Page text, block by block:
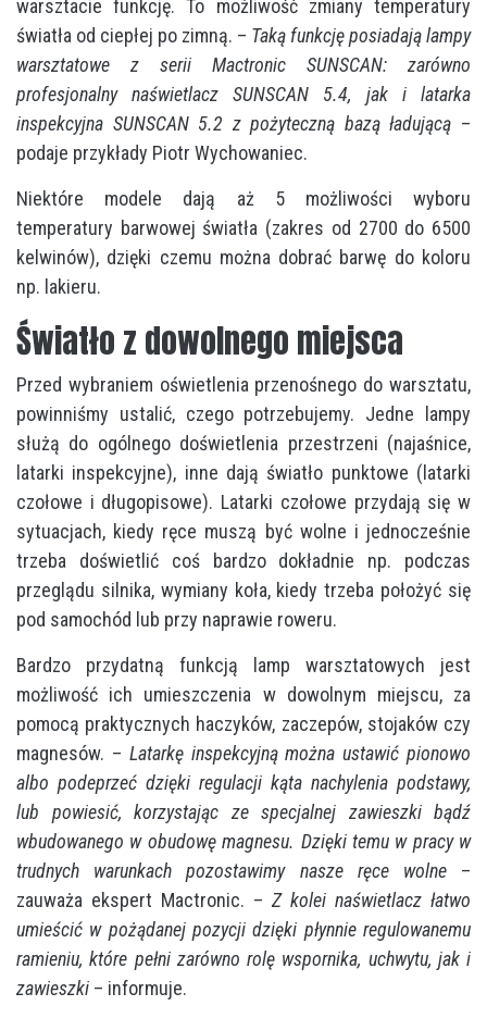
warsztacie funkcję. To możliwość zmiany temperatury
światła od ciepłej po zimną. – Taką funkcję posiadają lampy
warsztatowe z serii Mactronic SUNSCAN: zarówno
profesjonalny naświetlacz SUNSCAN 5.4, jak i latarka
inspekcyjna SUNSCAN 5.2 z pożyteczną bazą ładującą –
podaje przykłady Piotr Wychowaniec.
Niektóre modele dają aż 5 możliwości wyboru
temperatury barwowej światła (zakres od 2700 do 6500
kelwinów), dzięki czemu można dobrać barwę do koloru
np. lakieru.
Światło z dowolnego miejsca
Przed wybraniem oświetlenia przenośnego do warsztatu,
powinniśmy ustalić, czego potrzebujemy. Jedne lampy
służą do ogólnego doświetlenia przestrzeni (najaśnice,
latarki inspekcyjne), inne dają światło punktowe (latarki
czołowe i długopisowe). Latarki czołowe przydają się w
sytuacjach, kiedy ręce muszą być wolne i jednocześnie
trzeba doświetlić coś bardzo dokładnie np. podczas
przeglądu silnika, wymiany koła, kiedy trzeba położyć się
pod samochód lub przy naprawie roweru.
Bardzo przydatną funkcją lamp warsztatowych jest
możliwość ich umieszczenia w dowolnym miejscu, za
pomocą praktycznych haczyków, zaczepów, stojaków czy
magnesów. – Latarkę inspekcyjną można ustawić pionowo
albo podeprzeć dzięki regulacji kąta nachylenia podstawy,
lub powiesić, korzystając ze specjalnej zawieszki bądź
wbudowanego w obudowę magnesu. Dzięki temu w pracy w
trudnych warunkach pozostawimy nasze ręce wolne–
zauważa ekspert Mactronic. – Z kolei naświetlacz łatwo
umieścić w pożądanej pozycji dzięki płynnie regulowanemu
ramieniu, które pełni zarówno rolę wspornika, uchwytu, jak i
zawieszki – informuje.